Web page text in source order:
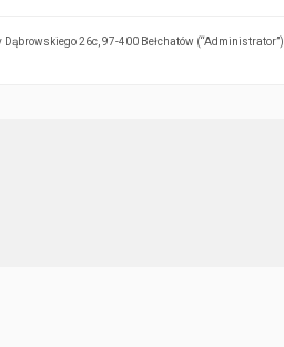
26c, 97-400 Bełchatów